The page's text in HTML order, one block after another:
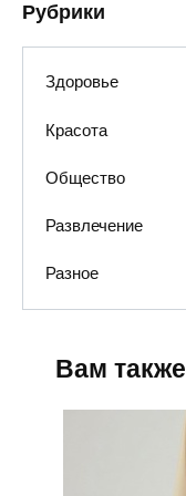
Рубрики
Здоровье
Красота
Общество
Развлечение
Разное
Вам